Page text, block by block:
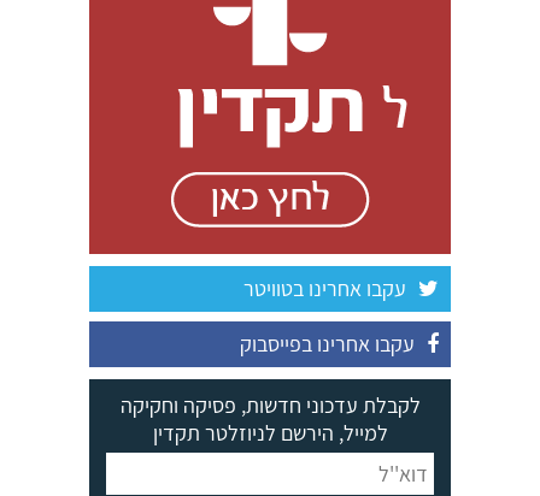
עקבו אחרינו בטוויטר
עקבו אחרינו בפייסבוק
לקבלת עדכוני חדשות, פסיקה וחקיקה
למייל, הירשם לניוזלטר תקדין